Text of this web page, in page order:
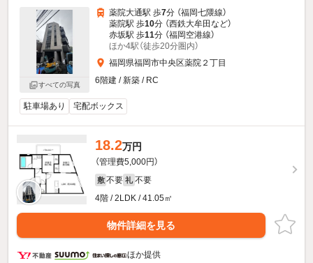
すべての写真
薬院大通駅 歩7分 （福岡七隈線）
薬院駅 歩10分 （西鉄大牟田など）
赤坂駅 歩11分 （福岡空港線）
ほか4駅（徒歩20分圏内）
福岡県福岡市中央区薬院２丁目
6階建 / 新築 / RC
駐車場あり 宅配ボックス
18.2万円
（管理費5,000円）
敷 不要 礼 不要
4階 / 2LDK / 41.05㎡
物件詳細を見る
ほか提供